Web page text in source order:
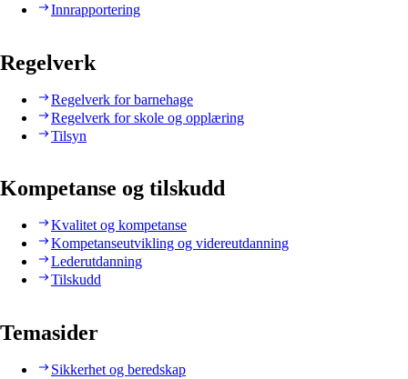
Innrapportering
Regelverk
Regelverk for barnehage
Regelverk for skole og opplæring
Tilsyn
Kompetanse og tilskudd
Kvalitet og kompetanse
Kompetanseutvikling og videreutdanning
Lederutdanning
Tilskudd
Temasider
Sikkerhet og beredskap